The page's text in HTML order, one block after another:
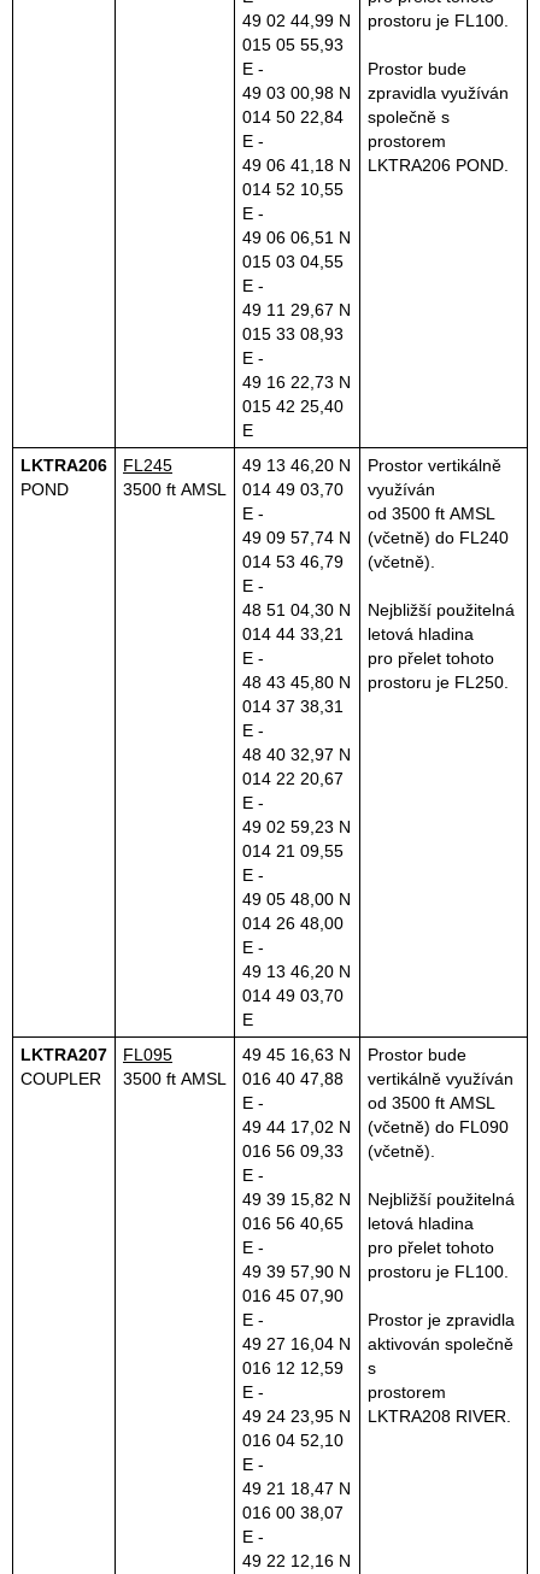
49 02 44,99 N
015 05 55,93
E -
49 03 00,98 N
014 50 22,84
E -
49 06 41,18 N
014 52 10,55
E -
49 06 06,51 N
015 03 04,55
E -
49 11 29,67 N
015 33 08,93
E -
49 16 22,73 N
015 42 25,40
E
prostoru je FL100.
Prostor bude
zpravidla využíván
společně s
prostorem
LKTRA206 POND.
LKTRA206
POND
FL245
3500 ft AMSL
49 13 46,20 N
014 49 03,70
E -
49 09 57,74 N
014 53 46,79
E -
48 51 04,30 N
014 44 33,21
E -
48 43 45,80 N
014 37 38,31
E -
48 40 32,97 N
014 22 20,67
E -
49 02 59,23 N
014 21 09,55
E -
49 05 48,00 N
014 26 48,00
E -
49 13 46,20 N
014 49 03,70
E
Prostor vertikálně
využíván
od 3500 ft AMSL
(včetně) do FL240
(včetně).
Nejbližší použitelná
letová hladina
pro přelet tohoto
prostoru je FL250.
LKTRA207
COUPLER
FL095
3500 ft AMSL
49 45 16,63 N
016 40 47,88
E -
49 44 17,02 N
016 56 09,33
E -
49 39 15,82 N
016 56 40,65
E -
49 39 57,90 N
016 45 07,90
E -
49 27 16,04 N
016 12 12,59
E -
49 24 23,95 N
016 04 52,10
E -
49 21 18,47 N
016 00 38,07
E -
49 22 12,16 N
Prostor bude
vertikálně využíván
od 3500 ft AMSL
(včetně) do FL090
(včetně).
Nejbližší použitelná
letová hladina
pro přelet tohoto
prostoru je FL100.
Prostor je zpravidla
aktivován společně
s
prostorem
LKTRA208 RIVER.